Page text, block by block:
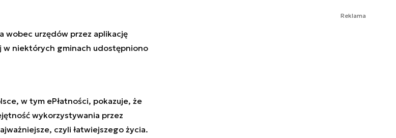
wobec urzędów przez aplikację
w niektórych gminach udostępniono
w tym ePłatności, pokazuje, że
wykorzystywania przez
czyli łatwiejszego życia.
Reklama